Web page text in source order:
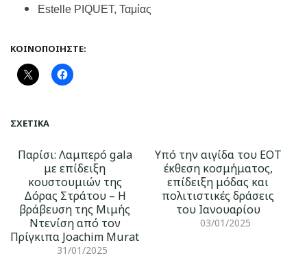
Estelle PIQUET, Ταμίας
ΚΟΙΝΟΠΟΙΉΣΤΕ:
ΣΧΕΤΙΚΆ
Παρίσι: Λαμπερό gala
με επίδειξη
κουστουμιών της
Δόρας Στράτου – Η
βράβευση της Μιμής
Ντενίση από τον
Πρίγκιπα Joachim Murat
31/01/2025
Υπό την αιγίδα του ΕΟΤ
έκθεση κοσμήματος,
επίδειξη μόδας και
πολιτιστικές δράσεις
του Ιανουαρίου
03/01/2025